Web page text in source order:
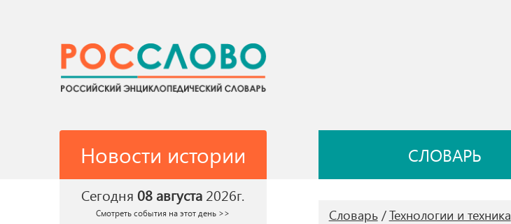
Новости истории СЛОВАРЬ
Сегодня 08 августа 2026г.
Смотреть события на этот день >> Словарь Технологии и техника